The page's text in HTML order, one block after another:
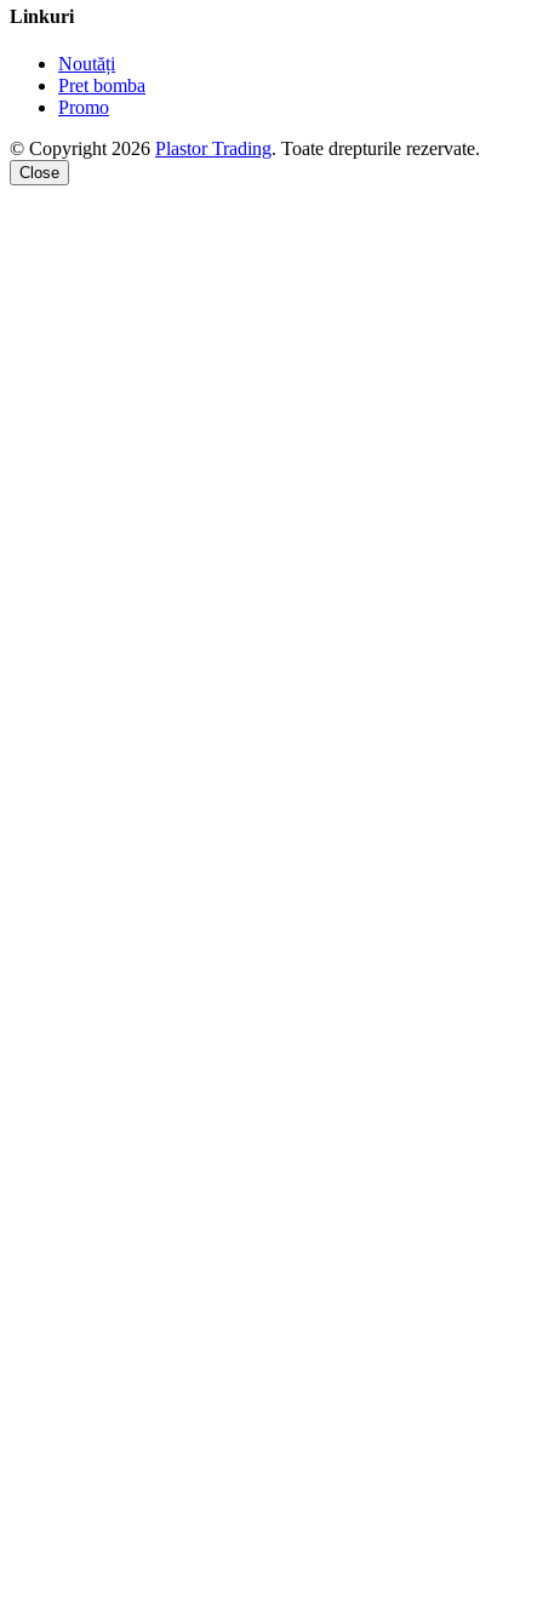
Linkuri
Noutăți
Pret bomba
Promo
© Copyright 2026 Plastor Trading. Toate drepturile rezervate.
Close